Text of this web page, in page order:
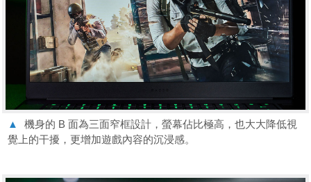
▲
機身的 B 面為三面窄框設計，螢幕佔比極高，也大大降低視
覺上的干擾，更增加遊戲內容的沉浸感。